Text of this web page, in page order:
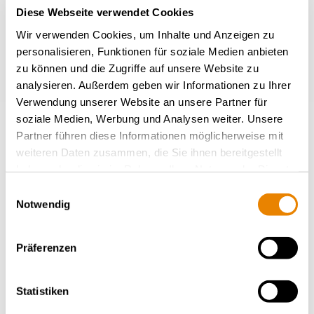
Diese Webseite verwendet Cookies
Wir verwenden Cookies, um Inhalte und Anzeigen zu
personalisieren, Funktionen für soziale Medien anbieten
zu können und die Zugriffe auf unsere Website zu
analysieren. Außerdem geben wir Informationen zu Ihrer
Verwendung unserer Website an unsere Partner für
soziale Medien, Werbung und Analysen weiter. Unsere
Partner führen diese Informationen möglicherweise mit
weiteren Daten zusammen, die Sie ihnen bereitgestellt
Notwendig
Präferenzen
Statistiken
Wagon trémie Tagnpps 130m³
Wagon céréalier, 130m³, Tagnpps avec toit